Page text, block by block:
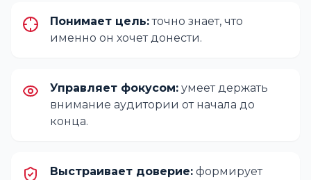
Понимает цель:точно знает, что
именно он хочет донести.
Управляет фокусом: умеет держать
внимание аудитории от начала до
конца.
Выстраивает доверие: формирует